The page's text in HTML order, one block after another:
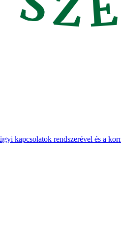
kapcsolatok rendszerével és a